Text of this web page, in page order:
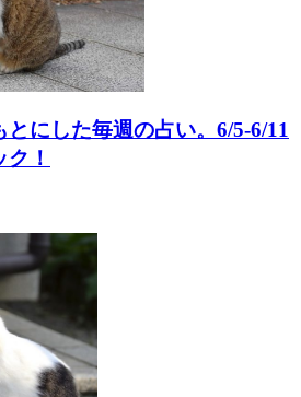
にした毎週の占い。6/5-6/11
！